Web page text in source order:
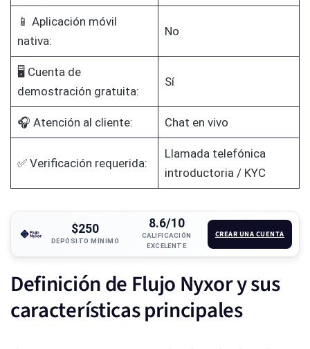
📱 Aplicación móvil
nativa:
No
🖥️ Cuenta de
demostración gratuita:
Sí
🎧 Atención al cliente: Chat en vivo
✅ Verificación requerida:
Llamada telefónica
introductoria / KYC
$250
DEPÓSITO MÍNIMO
8.6/10
CALIFICACIÓN
EXCELENTE
CREAR UNA CUENTA
Definición de Flujo Nyxor y sus
características principales